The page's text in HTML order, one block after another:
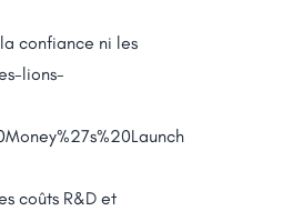
confiance ni les
lions-
coûts R&D et